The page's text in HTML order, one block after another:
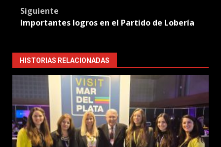
Siguiente
Importantes logros en el Partido de Lobería
HISTORIAS RELACIONADAS